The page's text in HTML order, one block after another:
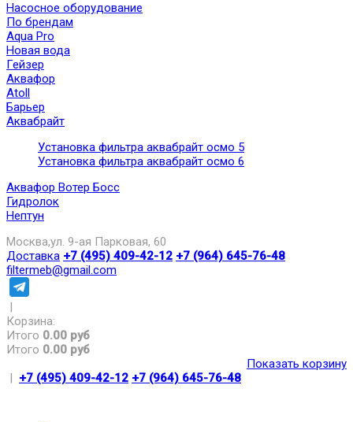
Насосное оборудование
По брендам
Aqua Pro
Новая вода
Гейзер
Аквафор
Atoll
Барьер
Аквабрайт
Установка фильтра аквабрайт осмо 5
Установка фильтра аквабрайт осмо 6
Аквафор Вотер Босс
Гидролок
Нептун
Москва,ул. 9-ая Парковая, 60
Доставка +7 (495) 409-42-12 +7 (964) 645-76-48
filtermeb@gmail.com
|
Корзина:
Итого 0.00 руб
Итого 0.00 руб
Показать корзину
| +7 (495) 409-42-12 +7 (964) 645-76-48